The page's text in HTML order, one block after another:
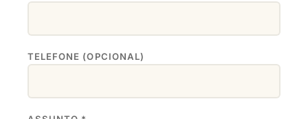
TELEFONE (OPCIONAL)